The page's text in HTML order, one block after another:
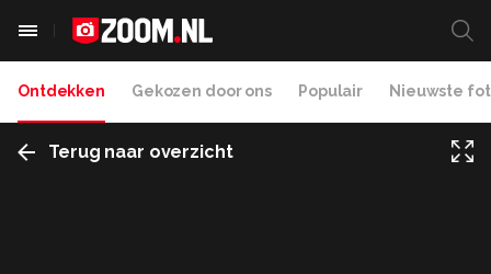
Ontdekken Gekozen door ons Populair Nieuwste
Terug naar overzicht